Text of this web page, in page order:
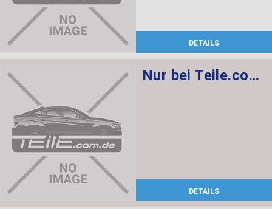
DETAILS
Nur bei Teile.com.de 6er GT G32 Lederausstattung/ Leder Dakota Schwarz, Sportsitze mit Sitzheizung
DETAILS